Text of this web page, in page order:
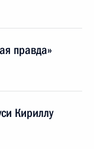
правда»
Кириллу